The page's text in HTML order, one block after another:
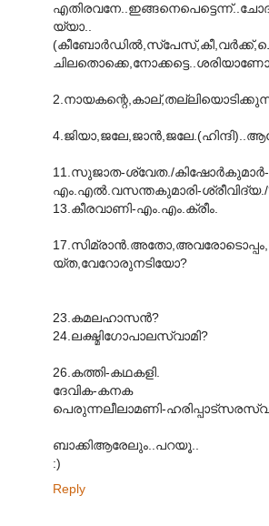
യ്യാ..
11.സുജാത-ശ്വേത./
എം.എല്‍.വസന്തകുമാരി-ശ്രീവിദ്യ./
13.കീരവാണി-എം.എം.ക്രീം.
യ്ത,വേറോരുനടിയോ?
23.കമലഹാസന്‍?
24.ലക്ഷ്മിഗോപാലസ്വാമി?
26.കത്തി-കഥകളി.
ദേവിക-കനക
പെരുന്നലീലാമണി-
ബാക്കിആരേലും..പറയൂ..
:)
Reply